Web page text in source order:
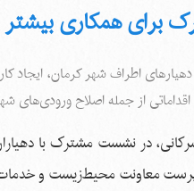
برای همکاری‌
اطراف شهر کرمان، ایجاد
از جمله اصلاح ورودی‌های
در نشست مشترک با
معاونت محیط‌زیست و